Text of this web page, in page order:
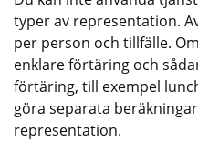
typer av representation.
per person och tillfälle.
enklare förtäring och
förtäring, till exempel
göra separata
representation.